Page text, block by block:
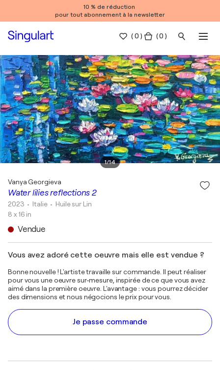
10 % de réduction
pour tout abonnement à la newsletter
(0 ) ( 0 )
1/14
Water lilies reflections 2
Vanya Georgieva
2023 • Italie • Huile sur Lin
8 x 16 in
Vendue
Vous avez adoré cette oeuvre mais elle est vendue ?
Bonne nouvelle ! L'artiste travaille sur commande. Il peut réaliser
pour vous une oeuvre sur-mesure, inspirée de ce que vous avez
aimé dans la première oeuvre. L'avantage : vous pourrez décider
des dimensions et nous négocions le prix pour vous.
Je passe commande